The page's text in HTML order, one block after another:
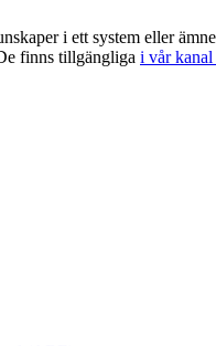
i ett system eller
finns tillgängliga i vår